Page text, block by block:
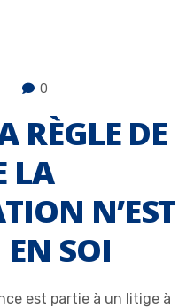
0
RÈGLE DE
LA
N’EST
SOI
est partie à un litige à